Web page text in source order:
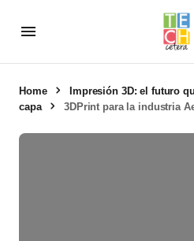
Home
Impresión 3D: el futuro
capa
3DPrint para la industria